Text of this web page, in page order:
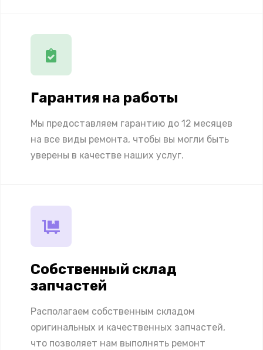
Гарантия на работы
Мы предоставляем гарантию до 12 месяцев
на все виды ремонта, чтобы вы могли быть
уверены в качестве наших услуг.
Собственный склад
запчастей
Располагаем собственным складом
оригинальных и качественных запчастей,
что позволяет нам выполнять ремонт